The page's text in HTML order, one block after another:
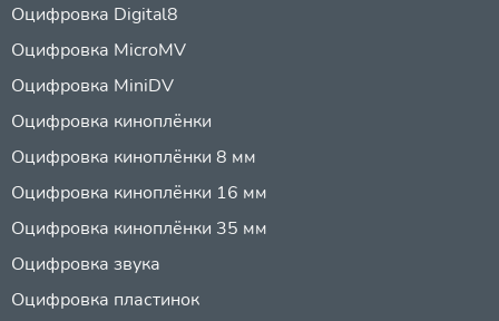
Оцифровка Digital8
Оцифровка MicroMV
Оцифровка MiniDV
Оцифровка киноплёнки
Оцифровка киноплёнки 8 мм
Оцифровка киноплёнки 16 мм
Оцифровка киноплёнки 35 мм
Оцифровка звука
Оцифровка пластинок